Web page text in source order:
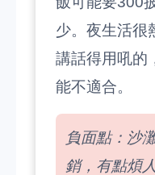
少。夜生活很
講話得用吼的
能不適合。
負面點：沙
銷，有點煩